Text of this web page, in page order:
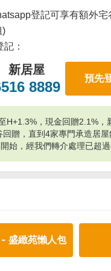
登記可享有額外宅
)
：
新居屋
8889
預先
H+1.3%，現金回贈2.1%，
贈，直到4家專門承造居
始，經我們轉介處理已超過
盛緻苑懶人包